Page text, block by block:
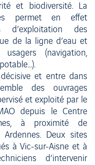
et biodiversité. La
permet en effet
d’exploitation des
de la ligne d’eau et
(navigation,
et entre dans
des ouvrages
et exploité par le
depuis le Centre
à proximité de
Deux sites
à Vic-sur-Aisne et à
d’intervenir